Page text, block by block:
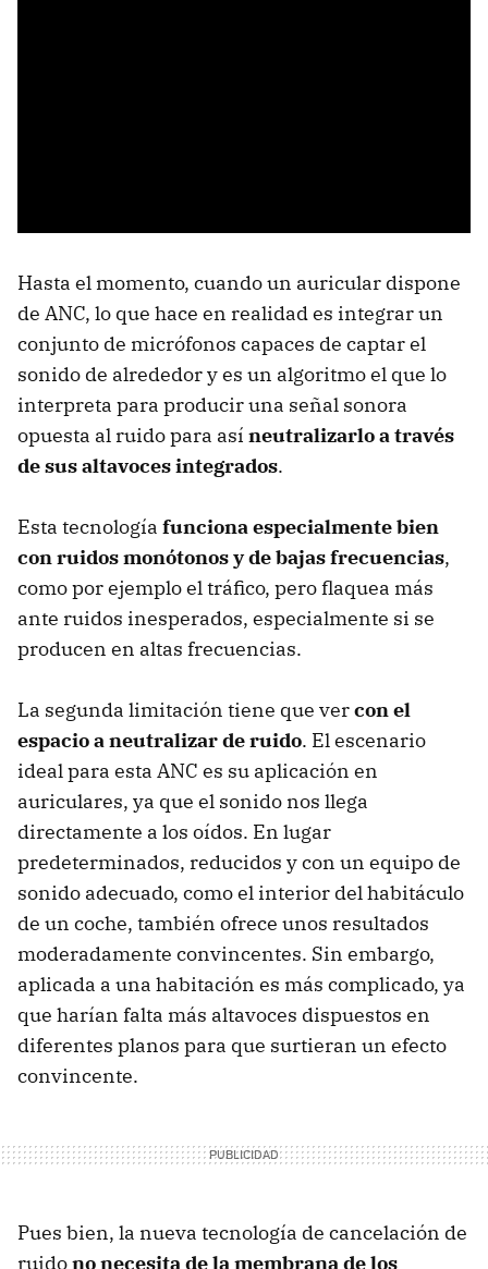
Hasta el momento, cuando un auricular dispone
de ANC, lo que hace en realidad es integrar un
conjunto de micrófonos capaces de captar el
sonido de alrededor y es un algoritmo el que lo
interpreta para producir una señal sonora
opuesta al ruido para así neutralizarlo a través
de sus altavoces integrados.
Esta tecnología funciona especialmente bien
con ruidos monótonos y de bajas frecuencias,
como por ejemplo el tráfico, pero flaquea más
ante ruidos inesperados, especialmente si se
producen en altas frecuencias.
La segunda limitación tiene que vercon el
espacio a neutralizar de ruido. El escenario
ideal para esta ANC es su aplicación en
auriculares, ya que el sonido nos llega
directamente a los oídos. En lugar
predeterminados, reducidos y con un equipo de
sonido adecuado, como el interior del habitáculo
de un coche, también ofrece unos resultados
moderadamente convincentes. Sin embargo,
aplicada a una habitación es más complicado, ya
que harían falta más altavoces dispuestos en
diferentes planos para que surtieran un efecto
convincente.
Pues bien, la nueva tecnología de cancelación de
ruidono necesita de la membrana de los